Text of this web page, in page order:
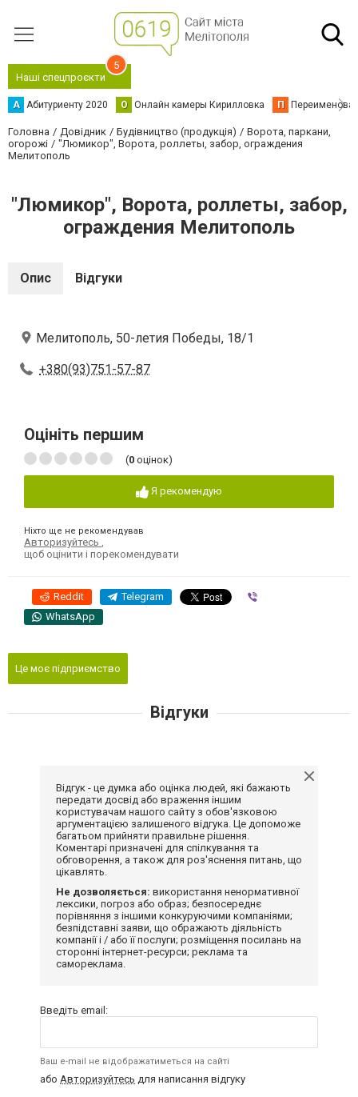
Наші спецпроєкти
5
А Абитуриенту 2020 О Онлайн камеры Кирилловка П
Головна Довідник Будівництво (продукція)
Ворота, паркани,
огорожі
"Люмикор", Ворота, роллеты, забор, ограждения
Мелитополь
"Люмикор", Ворота, роллеты, забор,
ограждения Мелитополь
Опис Відгуки
Мелитополь, 50-летия Победы, 18/1
+380(93)751-57-87
Оцініть першим
(0 оцінок)
Я рекомендую
Ніхто ще не рекомендував
Авторизуйтесь
щоб оцінити і порекомендувати
Reddit Telegram
WhatsApp
Це моє підприємство
Відгуки
Відгук - це думка або оцінка людей, які бажають
передати досвід або враження іншим
користувачам нашого сайту з обов'язковою
аргументацією залишеного відгука. Це допоможе
багатьом прийняти правильне рішення.
Коментарі призначені для спілкування та
обговорення, а також для роз'яснення питань, що
цікавлять.
Не дозволяється: використання ненормативної
лексики, погроз або образ; безпосереднє
порівняння з іншими конкуруючими компаніями;
безпідставні заяви, що ображають діяльність
компанії і / або її послуги; розміщення посилань на
сторонні інтернет-ресурси; реклама та
самореклама.
Введіть email:
Ваш e-mail не відображатиметься на сайті
або Авторизуйтесь для написання відгуку